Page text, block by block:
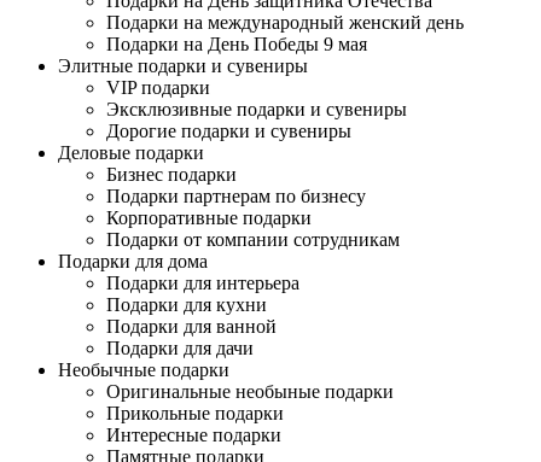
Подарки на международный женский день
Подарки на День Победы 9 мая
Элитные подарки и сувениры
VIP подарки
Эксклюзивные подарки и сувениры
Дорогие подарки и сувениры
Деловые подарки
Бизнес подарки
Подарки партнерам по бизнесу
Корпоративные подарки
Подарки от компании сотрудникам
Подарки для дома
Подарки для интерьера
Подарки для кухни
Подарки для ванной
Подарки для дачи
Необычные подарки
Оригинальные необыные подарки
Прикольные подарки
Интересные подарки
Памятные подарки